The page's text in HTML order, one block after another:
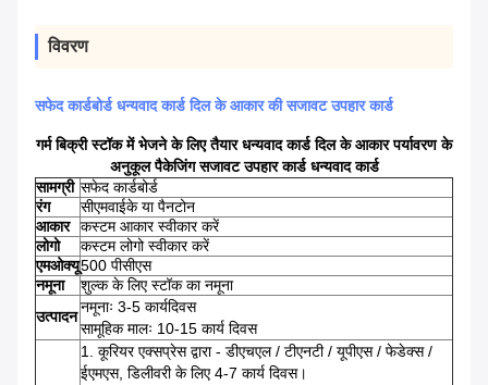
विवरण
सफेद कार्डबोर्ड धन्यवाद कार्ड दिल के आकार की सजावट उपहार कार्ड
गर्म बिक्री स्टॉक में भेजने के लिए तैयार धन्यवाद कार्ड दिल के आकार पर्यावरण के
अनुकूल पैकेजिंग सजावट उपहार कार्ड धन्यवाद कार्ड
सामग्री सफेद कार्डबोर्ड
रंग
सीएमवाईके या पैनटोन
आकार
कस्टम आकार स्वीकार करें
लोगो
कस्टम लोगो स्वीकार करें
एमओक्यू500 पीसीएस
नमूना
शुल्क के लिए स्टॉक का नमूना
उत्पादन
नमूनाः 3-5 कार्यदिवस
सामूहिक मालः 10-15 कार्य दिवस
1. कूरियर एक्सप्रेस द्वारा - डीएचएल / टीएनटी / यूपीएस / फेडेक्स /
ईएमएस, डिलीवरी के लिए 4-7 कार्य दिवस।